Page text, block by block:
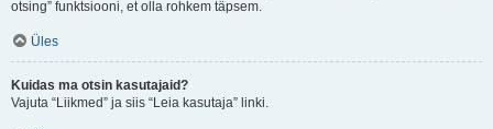
otsing” funktsiooni, et olla rohkem täpsem.
Üles
Kuidas ma otsin kasutajaid?
Vajuta “Liikmed” ja siis “Leia kasutaja” linki.